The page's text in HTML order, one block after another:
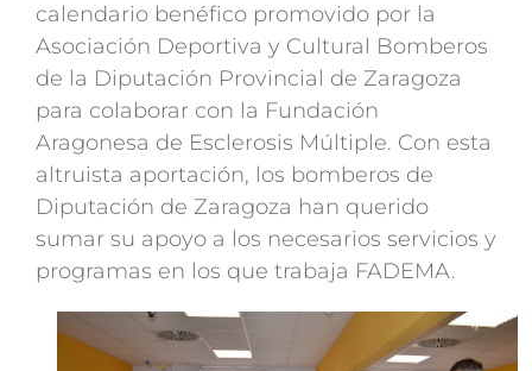
calendario benéfico promovido por la
Asociación Deportiva y Cultural Bomberos
de la Diputación Provincial de Zaragoza
para colaborar con la Fundación
Aragonesa de Esclerosis Múltiple. Con esta
altruista aportación, los bomberos de
Diputación de Zaragoza han querido
sumar su apoyo a los necesarios servicios y
programas en los que trabaja FADEMA.